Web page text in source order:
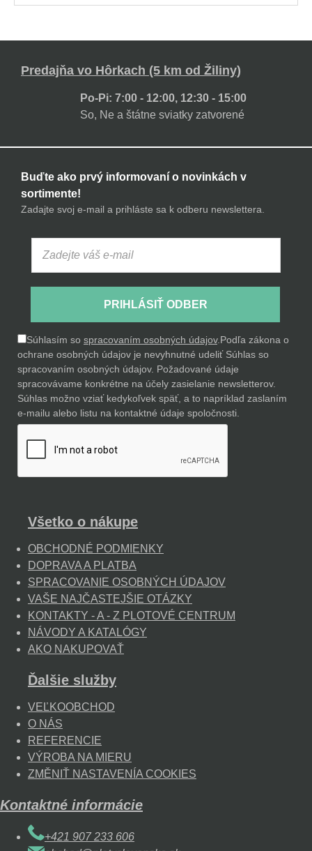
Predajňa vo Hôrkach (5 km od Žiliny)
Po-Pi: 7:00 - 12:00, 12:30 - 15:00
So, Ne a štátne sviatky zatvorené
Buďte ako prvý informovaní o novinkách v
sortimente!
Zadajte svoj e-mail a prihláste sa k odberu newslettera.
PRIHLÁSIŤ ODBER
Súhlasím so spracovaním osobných údajov. Podľa zákona o
ochrane osobných údajov je nevyhnutné udeliť Súhlas so
spracovaním osobných údajov. Požadované údaje
spracovávame konkrétne na účely zasielanie newsletterov.
Súhlas možno vziať kedykoľvek späť, a to napríklad zaslaním
e-mailu alebo listu na kontaktné údaje spoločnosti.
Všetko o nákupe
OBCHODNÉ PODMIENKY
DOPRAVA A PLATBA
SPRACOVANIE OSOBNÝCH ÚDAJOV
VAŠE NAJČASTEJŠIE OTÁZKY
KONTAKTY - A - Z PLOTOVÉ CENTRUM
NÁVODY A KATALÓGY
AKO NAKUPOVAŤ
Ďalšie služby
VEĽKOOBCHOD
O NÁS
REFERENCIE
VÝROBA NA MIERU
ZMĚNIŤ NASTAVENÍA COOKIES
Kontaktné informácie
+421 907 233 606